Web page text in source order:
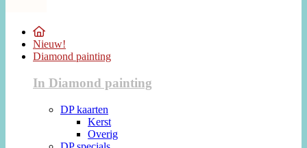
Nieuw!
Diamond painting
In Diamond painting
DP kaarten
Kerst
Overig